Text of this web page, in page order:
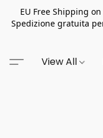
EU Free Shipping
Spedizione gratuita
View All